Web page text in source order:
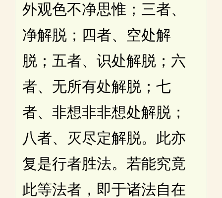
外观色不净思惟；三者、
净解脱；四者、空处解
脱；五者、识处解脱；六
者、无所有处解脱；七
者、非想非非想处解脱；
八者、灭尽定解脱。此亦
复是行者胜法。若能究竟
此等法者，即于诸法自在